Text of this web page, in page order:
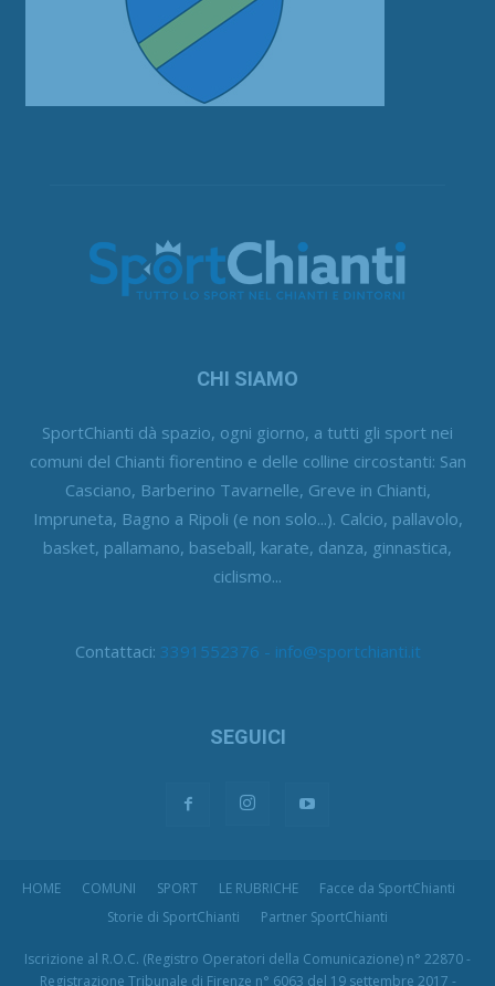
CHI SIAMO
SportChianti dà spazio, ogni giorno, a tutti gli sport nei
comuni del Chianti fiorentino e delle colline circostanti: San
Casciano, Barberino Tavarnelle, Greve in Chianti,
Impruneta, Bagno a Ripoli (e non solo...). Calcio, pallavolo,
basket, pallamano, baseball, karate, danza, ginnastica,
ciclismo...
Contattaci: 3391552376 - info@sportchianti.it
SEGUICI
HOME COMUNI SPORT LE RUBRICHE
Facce da SportChianti
Storie di SportChianti
Partner SportChianti
Iscrizione al R.O.C. (Registro Operatori della Comunicazione) n° 22870 -
Registrazione Tribunale di Firenze n° 6063 del 19 settembre 2017 -